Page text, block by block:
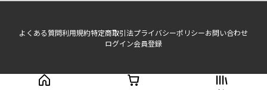
よくある質問利用規約特定商取引法プライバシーポリシーお問い合わせ
ログイン会員登録